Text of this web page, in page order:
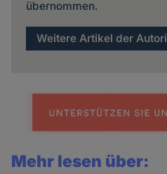
übernommen.
Weitere Artikel der
Mehr lesen über: